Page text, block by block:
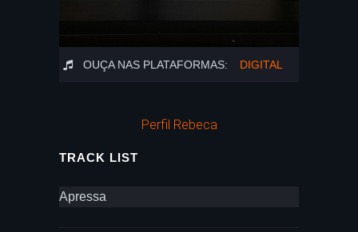
OUÇA NAS PLATAFORMAS: DIGITAL
Perfil Rebeca
TRACK LIST
Apressa